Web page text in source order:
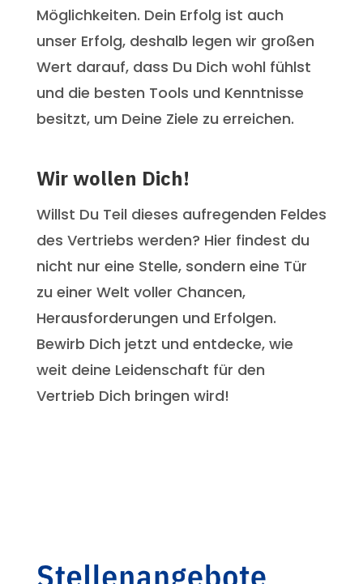
Möglichkeiten. Dein Erfolg ist auch
unser Erfolg, deshalb legen wir großen
Wert darauf, dass Du Dich wohl fühlst
und die besten Tools und Kenntnisse
besitzt, um Deine Ziele zu erreichen.
Wir wollen Dich!
Willst Du Teil dieses aufregenden Feldes
des Vertriebs werden? Hier findest du
nicht nur eine Stelle, sondern eine Tür
zu einer Welt voller Chancen,
Herausforderungen und Erfolgen.
Bewirb Dich jetzt und entdecke, wie
weit deine Leidenschaft für den
Vertrieb Dich bringen wird!